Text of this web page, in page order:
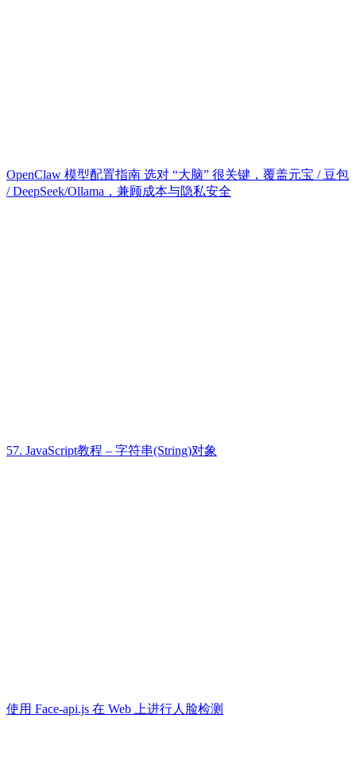
OpenClaw 模型配置指南 选对 “大脑” 很关键，覆盖元宝 / 豆包
/ DeepSeek/Ollama，兼顾成本与隐私安全
57. JavaScript教程 – 字符串(String)对象
使用 Face-api.js 在 Web 上进行人脸检测